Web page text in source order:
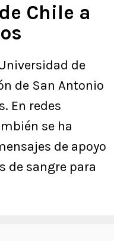
Chile a
de
de San Antonio
En redes
se ha
de apoyo
de sangre para